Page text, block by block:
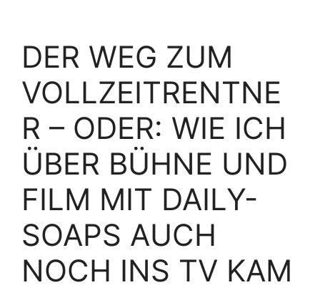
DER WEG ZUM
VOLLZEITRENTNE
R – ODER: WIE ICH
ÜBER BÜHNE UND
FILM MIT DAILY-
SOAPS AUCH
NOCH INS TV KAM